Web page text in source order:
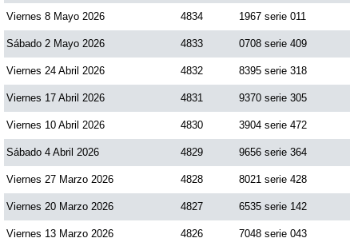
Viernes 8 Mayo 2026 4834 1967 serie 011
Sábado 2 Mayo 2026 4833 0708 serie 409
Viernes 24 Abril 2026 4832 8395 serie 318
Viernes 17 Abril 2026 4831 9370 serie 305
Viernes 10 Abril 2026 4830 3904 serie 472
Sábado 4 Abril 2026 4829 9656 serie 364
Viernes 27 Marzo 2026 4828 8021 serie 428
Viernes 20 Marzo 2026 4827 6535 serie 142
Viernes 13 Marzo 2026 4826 7048 serie 043